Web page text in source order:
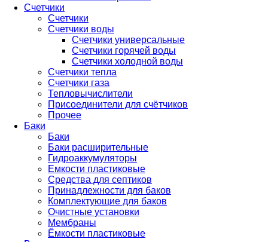
Счетчики
Счетчики
Счетчики воды
Счетчики универсальные
Счетчики горячей воды
Счетчики холодной воды
Счетчики тепла
Счетчики газа
Тепловычислители
Присоединители для счётчиков
Прочее
Баки
Баки
Баки расширительные
Гидроаккумуляторы
Емкости пластиковые
Средства для септиков
Принадлежности для баков
Комплектующие для баков
Очистные установки
Мембраны
Ёмкости пластиковые